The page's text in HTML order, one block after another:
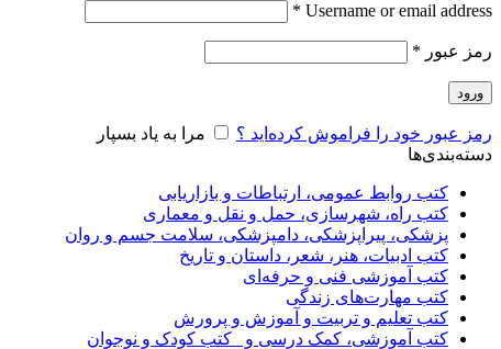
Username or email address
*
رمز عبور *
ورود
رمز عبور خود را فراموش کرده‌اید ؟
مرا به یاد بسپار
دسته‌بندی‌ها
کتب روابط عمومی، ارتباطات و بازاریابی
کتب راه، شهرسازی، حمل و نقل و معماری
پزشکی، پیراپزشکی، دامپزشکی، سلامت جسم و روان
کتب ادبیات، هنر، شعر، داستان و تاریخ
کتب آموزشی فنی و حرفه‌ای
کتب مهارت‌های زندگی
کتب تعلیم و تربیت و آموزش و پرورش
کتب آموزشی، کمک درسی و _کتب کودک و نوجوان